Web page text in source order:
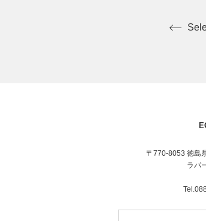
〒770-8053 徳島
ラパ